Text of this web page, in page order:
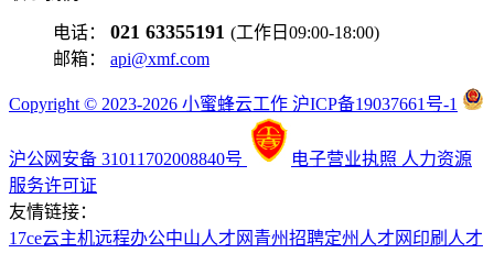
电话： 021 63355191 (工作日09:00-18:00)
邮箱： api@xmf.com
Copyright © 2023-2026 小蜜蜂云工作 沪ICP备19037661号-1
沪公网安备 31011702008840号 电子营业执照 人力资源
服务许可证
友情链接：
17ce云主机远程办公中山人才网 青州招聘定州人才网 印刷人才